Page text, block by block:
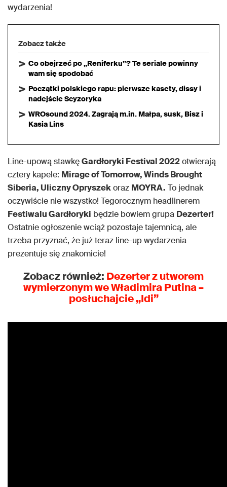
wydarzenia!
Zobacz także
Co obejrzeć po „Reniferku”? Te seriale powinny
wam się spodobać
Początki polskiego rapu: pierwsze kasety, dissy i
nadejście Scyzoryka
WROsound 2024. Zagrają m.in. Małpa, susk, Bisz i
Kasia Lins
Line-upową stawkęGardłoryki Festival 2022otwierają
cztery kapele: Mirage of Tomorrow, Winds Brought
Siberia, Uliczny Opryszekoraz MOYRA. To jednak
oczywiście nie wszystko! Tegorocznym headlinerem
Festiwalu Gardłoryki będzie bowiem grupa Dezerter!
Ostatnie ogłoszenie wciąż pozostaje tajemnicą, ale
trzeba przyznać, że już teraz line-up wydarzenia
prezentuje się znakomicie!
Zobacz również: Dezerterz utworem
wymierzonym we Władimira Putina –
posłuchajcie„Idi”